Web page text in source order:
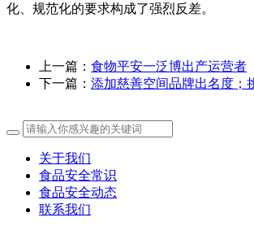
化、规范化的要求构成了强烈反差。
上一篇： 食物平安一泛博出产运营者
下一篇： 添加慈善空间品牌出名度；
关于我们
食品安全常识
食品安全动态
联系我们